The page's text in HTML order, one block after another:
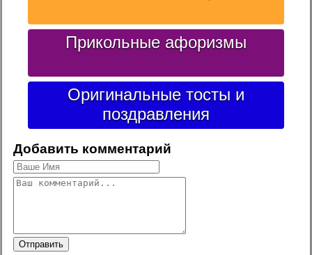
Прикольные афоризмы
Оригинальные тосты и
поздравления
Добавить комментарий